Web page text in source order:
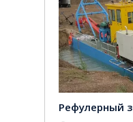
Деджеры